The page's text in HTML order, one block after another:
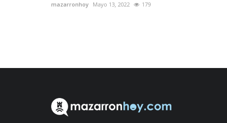
mazarronhoy Mayo 13, 2022 179